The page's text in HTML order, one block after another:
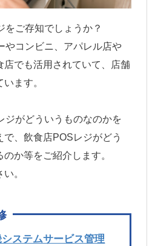
をご存知でしょうか？
やコンビニ、アパレル店や
店でも活用されていて、店舗
ます。
ジがどういうものなのかを
、飲食店POSレジがどう
か等をご紹介します。
。
ステムサービス管理